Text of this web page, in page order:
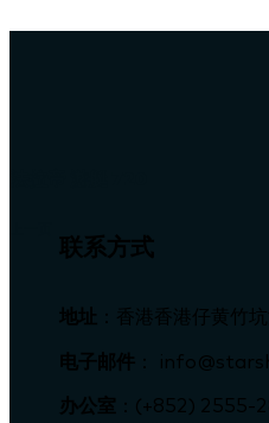
联系方式
地址
：香港香港仔黄竹
电子邮件 ：
办公室 ：(+852) 2555-